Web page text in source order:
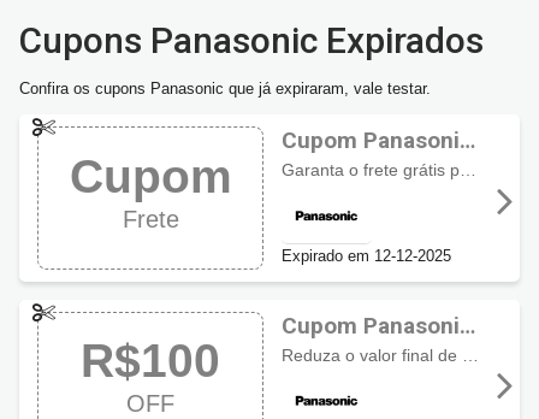
Cupons Panasonic Expirados
Confira os cupons Panasonic que já expiraram, vale testar.
Cupom
Frete
Cupom Panasonic
com frete grátis
Expirado em 12-12-2025
R$100
OFF
Cupom Panasonic
com R$100 OFF